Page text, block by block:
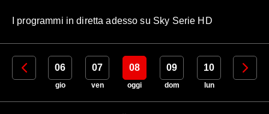
I programmi in diretta adesso su Sky Serie HD
05 06
gio
07
ven
08
oggi
09
dom
10
lun
11